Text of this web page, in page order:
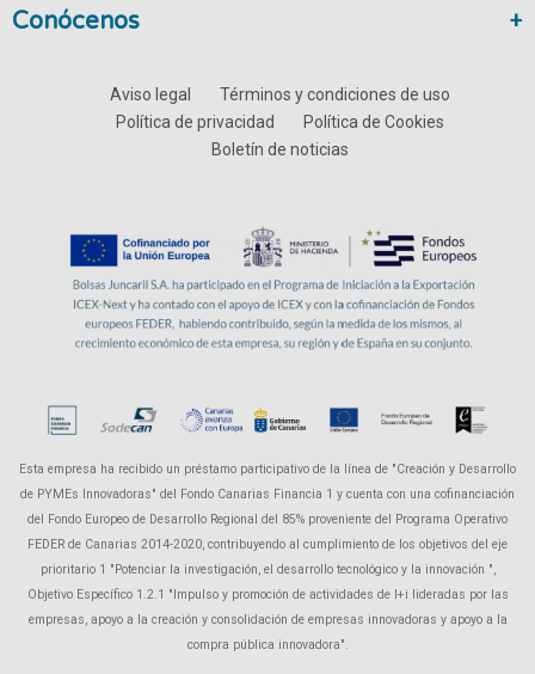
Conócenos
Aviso legal
Términos y condiciones de uso
Política de privacidad
Política de Cookies
Boletín de noticias
Esta empresa ha recibido un préstamo participativo de la línea de "Creación y Desarrollo
de PYMEs Innovadoras" del Fondo Canarias Financia 1 y cuenta con una cofinanciación
del Fondo Europeo de Desarrollo Regional del 85% proveniente del Programa Operativo
FEDER de Canarias 2014-2020, contribuyendo al cumplimiento de los objetivos del eje
prioritario 1 "Potenciar la investigación, el desarrollo tecnológico y la innovación ",
Objetivo Específico 1.2.1 "Impulso y promoción de actividades de I+i lideradas por las
empresas, apoyo a la creación y consolidación de empresas innovadoras y apoyo a la
compra pública innovadora".